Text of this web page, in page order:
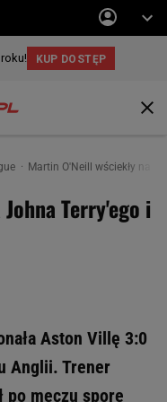
Martin O'Neill wściekły na
Terry'ego i
Aston Villę 3:0
Anglii. Trener
po meczu spore